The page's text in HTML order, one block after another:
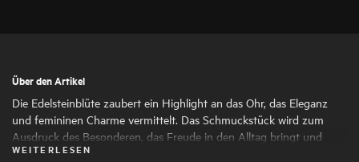
Über den Artikel
Die Edelsteinblüte zaubert ein Highlight an das Ohr, das Eleganz
und femininen Charme vermittelt. Das Schmuckstück wird zum
Ausdruck des Besonderen, das Freude in den Alltag bringt und
dessen Schönheit man in jedem Moment des Lebens genießen
WEITERLESEN